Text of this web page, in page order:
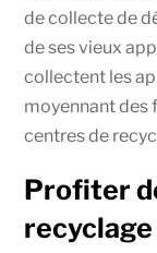
de collecte de
de ses vieux
collectent les
moyennant des
centres de
Profiter